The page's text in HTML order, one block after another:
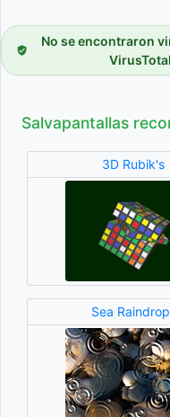
No se encontraron
3D Rubik's
Sea